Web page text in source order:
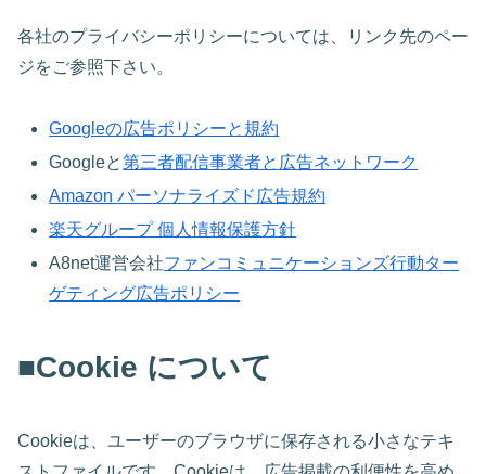
各社のプライバシーポリシーについては、リンク先のペー
ジをご参照下さい。
Googleの広告ポリシーと規約
Googleと第三者配信事業者と広告ネットワーク
Amazon パーソナライズド広告規約
楽天グループ 個人情報保護方針
A8net運営会社ファンコミュニケーションズ行動ター
ゲティング広告ポリシー
■Cookie について
Cookieは、ユーザーのブラウザに保存される小さなテキ